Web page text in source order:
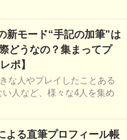
新モード“手記の加筆”は
どうなの？集まってプ
ポ】
な人やプレイしたことある
人など、様々な4人を集め
よる直筆プロフィール帳